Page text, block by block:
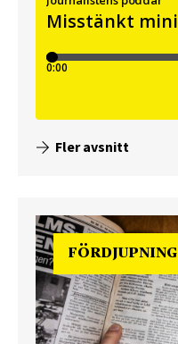
Fler avsnitt
FÖRDJUPNING